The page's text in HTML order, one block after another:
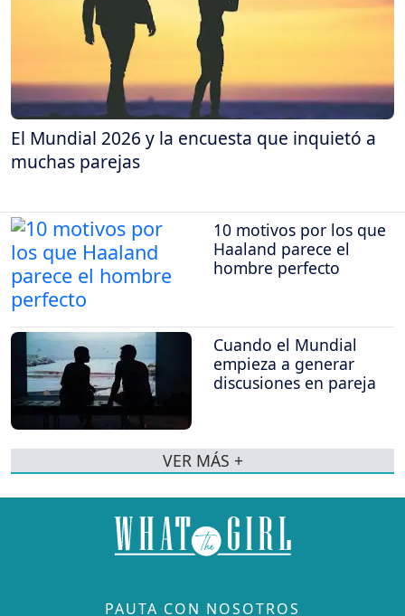
El Mundial 2026 y la encuesta que inquietó a
muchas parejas
10 motivos por los que
Haaland parece el
hombre perfecto
Cuando el Mundial
empieza a generar
discusiones en pareja
VER MÁS +
PAUTA CON NOSOTROS